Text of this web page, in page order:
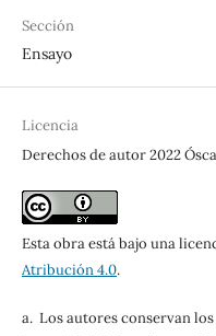
Sección
Ensayo
Licencia
Derechos de autor 2022
Esta obra está bajo una
Atribución 4.0.
a. Los autores conservan